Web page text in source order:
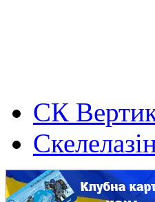
СК